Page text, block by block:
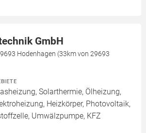
GmbH
Hodenhagen (33km von 29693
Solarthermie, Ölheizung,
Heizkörper, Photovoltaik,
Umwälzpumpe, KFZ